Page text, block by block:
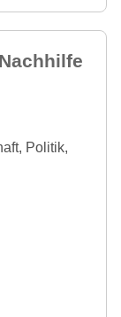
Politik,